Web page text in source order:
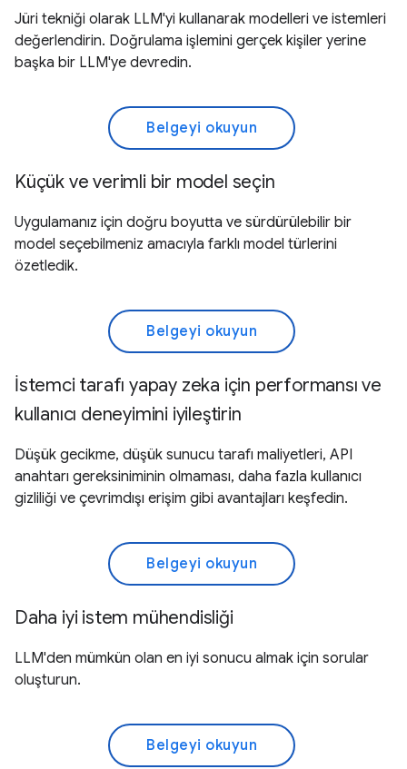
Jüri tekniği olarak LLM'yi kullanarak modelleri ve istemleri
değerlendirin. Doğrulama işlemini gerçek kişiler yerine
başka bir LLM'ye devredin.
Belgeyi okuyun
Küçük ve verimli bir model seçin
Uygulamanız için doğru boyutta ve sürdürülebilir bir
model seçebilmeniz amacıyla farklı model türlerini
özetledik.
Belgeyi okuyun
İstemci tarafı yapay zeka için performansı ve
kullanıcı deneyimini iyileştirin
Düşük gecikme, düşük sunucu tarafı maliyetleri, API
anahtarı gereksiniminin olmaması, daha fazla kullanıcı
gizliliği ve çevrimdışı erişim gibi avantajları keşfedin.
Belgeyi okuyun
Daha iyi istem mühendisliği
LLM'den mümkün olan en iyi sonucu almak için sorular
oluşturun.
Belgeyi okuyun